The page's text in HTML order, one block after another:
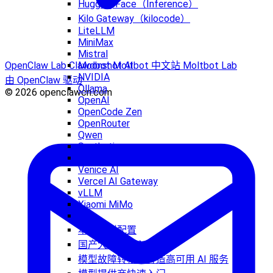
Hugging Face（Inference）
Kilo Gateway（kilocode）
LiteLLM
MiniMax
Mistral
Moonshot AI
NVIDIA
Ollama
OpenAI
OpenCode Zen
OpenRouter
Qwen
Synthetic
Venice AI
Vercel AI Gateway
vLLM
Xiaomi MiMo
Z.AI
本地模型配置
国产大模型接入指南
模型故障转移：打造高可用 AI 服务
OpenClaw LabClawdbotMoltbot 中文站 Moltbot Lab
由 OpenClaw 驱动
© 2026 openclawcn.com